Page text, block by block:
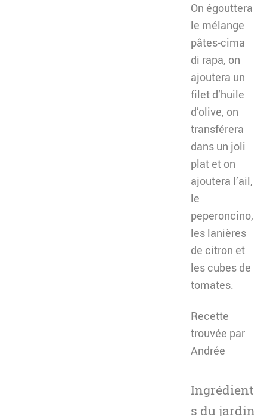
On égouttera
le mélange
pâtes-cima
di rapa, on
ajoutera un
filet d’huile
d’olive, on
transférera
dans un joli
plat et on
ajoutera l’ail,
le
peperoncino,
les lanières
de citron et
les cubes de
tomates.
Recette
trouvée par
Andrée
Ingrédient
s du jardin